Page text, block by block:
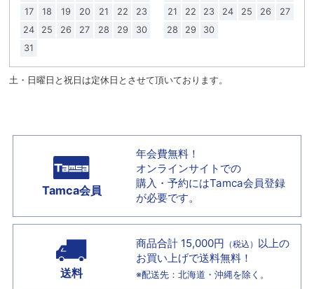
17
18 19 20 21 22
23
24
25 26 27 28 29
30
31
21
22 23 24 25 26
27
28
29 30
土・日曜日と祝日は定休日とさせて頂いております。
Tamca会員
年会費無料！
オンラインサイトでの
購入・予約にはTamca会員登録
が必要です。
送料
商品合計 15,000円 （税込） 以上の
お買い上げで送料無料！
※配送先：北海道・沖縄を除く。